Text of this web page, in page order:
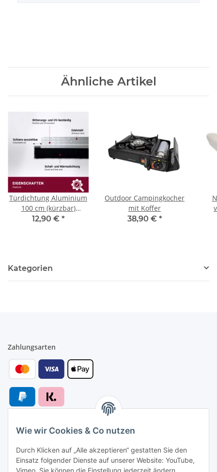
Ähnliche Artikel
Türdichtung Aluminium
100 cm (kürzbar)
Farbauswahl
12,90 € *
Outdoor Campingkocher
mit Koffer
38,90 € *
Kategorien
Zahlungsarten
Versandarten
Wie wir Cookies & Co nutzen
Durch Klicken auf „Alle akzeptieren“ gestatten Sie den
Einsatz folgender Dienste auf unserer Website: YouTube,